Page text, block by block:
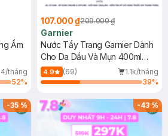
Ẩm
tháng
52%
107.000 ₫209.000 ₫
Garnier
Nước Tẩy Trang Garnier Dành
Cho Da Dầu Và Mụn 400ml
(Mới)
4.9 (69)
1.1k/tháng
39%
-35% -43%